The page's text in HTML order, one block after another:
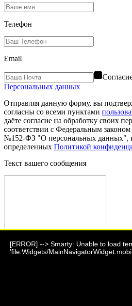
[ERROR] --> Smarty: Unable to load
'file:Widgets/
Телефон
Email
Персональных данных
Отправляя данную форму, вы
согласны со всеми пунктами
даёте согласие на обработку своих
соответствии с Федеральным законом
№152-ФЗ "О персональных данных",
определенных Политикой
Текст вашего сообщения